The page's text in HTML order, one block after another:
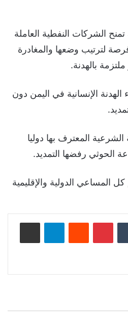
الشركات النفطية العاملة
لترتيب وضعها والمغادرة
بالهدنة.
الهدنة الإنسانية في اليمن دون
المعترف بها دوليا
الحوثي رفضها التمديد.
المساعي الدولية والإقليمية
بينتيريست